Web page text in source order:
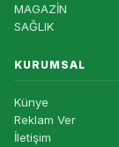
MAGAZİN
SAĞLIK
KURUMSAL
Künye
Reklam Ver
İletişim